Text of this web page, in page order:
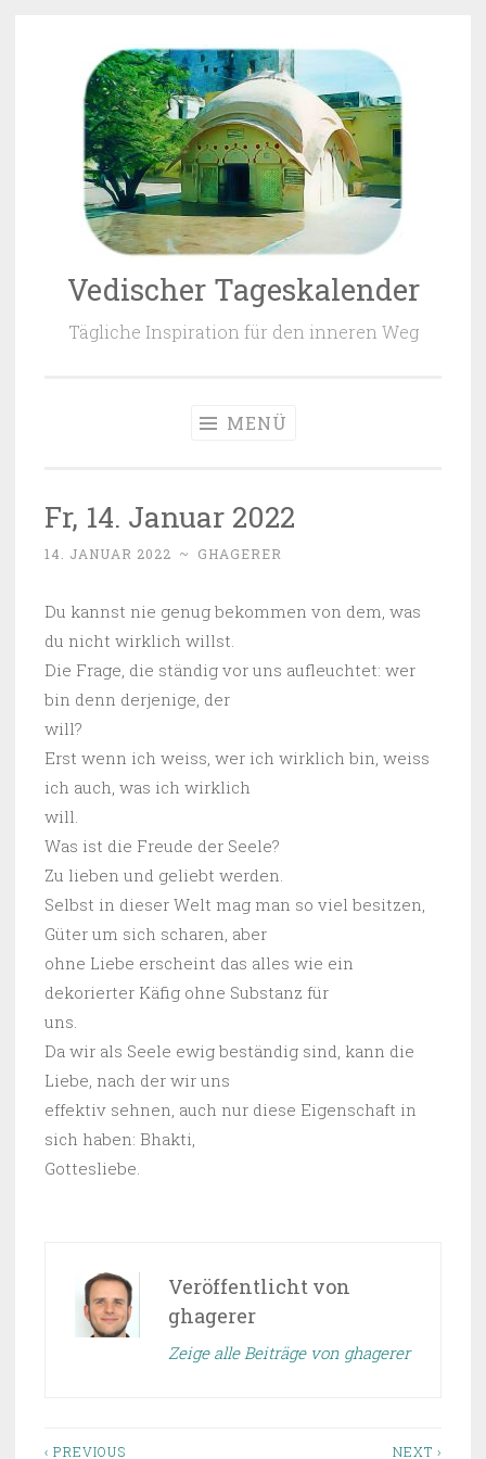
Zum Inhalt springen
Vedischer Tageskalender
Tägliche Inspiration für den inneren Weg
MENÜ
Fr, 14. Januar 2022
14. JANUAR 2022 ~ GHAGERER
Du kannst nie genug bekommen von dem, was
du nicht wirklich willst.
Die Frage, die ständig vor uns aufleuchtet: wer
bin denn derjenige, der
will?
Erst wenn ich weiss, wer ich wirklich bin, weiss
ich auch, was ich wirklich
will.
Was ist die Freude der Seele?
Zu lieben und geliebt werden.
Selbst in dieser Welt mag man so viel besitzen,
Güter um sich scharen, aber
ohne Liebe erscheint das alles wie ein
dekorierter Käfig ohne Substanz für
uns.
Da wir als Seele ewig beständig sind, kann die
Liebe, nach der wir uns
effektiv sehnen, auch nur diese Eigenschaft in
sich haben: Bhakti,
Gottesliebe.
Veröffentlicht von
ghagerer
Zeige alle Beiträge von ghagerer
‹ PREVIOUS NEXT ›